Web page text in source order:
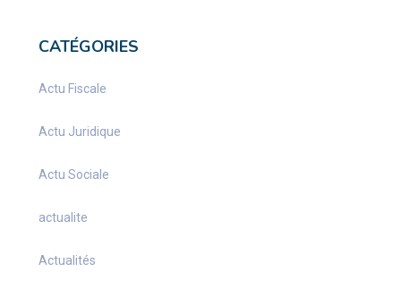
CATÉGORIES
Actu Fiscale
Actu Juridique
Actu Sociale
actualite
Actualités